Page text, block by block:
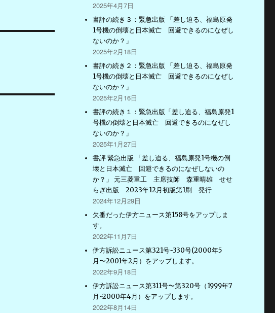
2025年4月7日
書評の続き３：緊急出版 「差し迫る、福島原発
1号機の倒壊と日本滅亡 回避できるのになぜし
ないのか？」
2025年2月18日
書評の続き２：緊急出版 「差し迫る、福島原発
1号機の倒壊と日本滅亡 回避できるのになぜし
ないのか？」
2025年2月16日
書評の続き１：緊急出版「差し迫る、福島原発1
号機の倒壊と日本滅亡 回避できるのになぜし
ないのか？」
2025年1月27日
書評 緊急出版 「差し迫る、福島原発1号機の倒
壊と日本滅亡 回避できるのになぜしないの
か？」 元三菱重工 主席技師 森重晴雄 せせ
らぎ出版 2023年12月初版第1刷 発行
2024年12月29日
欠番だった伊方ニュース第158号をアップしま
す。
2022年11月7日
伊方訴訟ニュース第321号~330号(2000年5
月〜2001年2月）をアップします。
2022年9月18日
伊方訴訟ニュース第311号〜第320号（1999年7
月~2000年4月）をアップします。
2022年8月14日